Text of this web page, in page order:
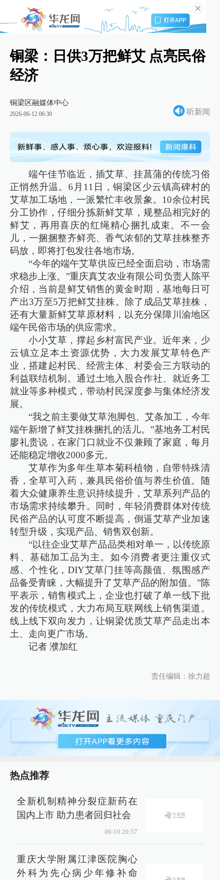
铜梁：日供3万把鲜艾 点亮民俗
经济
铜梁区融媒体中心
2026-06-12 06:30 听新闻
端午佳节临近，插艾草、挂菖蒲的传统习俗
正悄然升温。6月11日，铜梁区少云镇高碑村的
艾草加工场地，一派繁忙丰收景象。10余位村民
分工协作，仔细分拣新鲜艾草，规整品相完好的
鲜艾，再用喜庆的红绳精心捆扎成束。不一会
儿，一捆捆整齐鲜亮、香气浓郁的艾草挂株整齐
码放，即将打包发往各地市场。
“今年的端午艾草供应已经全面启动，市场需
求稳步上涨。”重庆真艾农业有限公司负责人陈平
介绍，当前是鲜艾销售的黄金时期，基地每日可
产出3万至5万把鲜艾挂株。除了成品艾草挂株，
还有大量新鲜艾草原材料，以充分保障川渝地区
端午民俗市场的供应需求。
小小艾草，撑起乡村富民产业。近年来，少
云镇立足本土资源优势，大力发展艾草特色产
业，搭建起村民、经营主体、村委会三方联动的
利益联结机制。通过土地入股合作社、就近务工
就业等多种模式，带动村民深度参与集体经济发
展。
“我之前主要做艾草泡脚包、艾条加工，今年
端午新增了鲜艾挂株捆扎的活儿。”基地务工村民
廖礼贵说，在家门口就业不仅兼顾了家庭，每月
还能稳定增收2000多元。
艾草作为多年生草本菊科植物，自带特殊清
香，全草可入药，兼具民俗价值与养生价值。随
着大众健康养生意识持续提升，艾草系列产品的
市场需求持续攀升。同时，年轻消费群体对传统
民俗产品的认可度不断提高，倒逼艾草产业加速
转型升级，实现产品、销售双创新。
“以往企业艾草产品品类相对单一，以传统原
料、基础加工品为主。如今消费者更注重仪式
感、个性化，DIY艾草门挂等高颜值、氛围感产
品备受青睐，大幅提升了艾草产品的附加值。”陈
平表示，销售模式上，企业也打破了单一线下批
发的传统模式，大力布局互联网线上销售渠道。
线上线下双向发力，让铜梁优质艾草产品走出本
土、走向更广市场。
记者 濮加红
责任编辑：徐力超
热点推荐
全新机制精神分裂症新药在
国内上市 助力患者回归社会
06-10 20:57
重庆大学附属江津医院胸心
外科为先心病少年修补命